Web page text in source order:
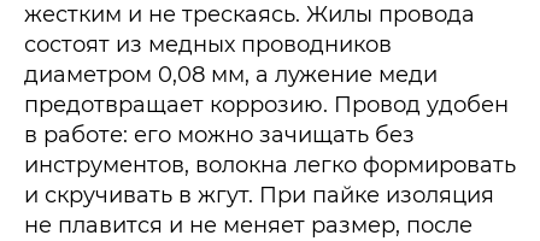
жестким и не трескаясь. Жилы провода
состоят из медных проводников
диаметром 0,08 мм, а лужение меди
предотвращает коррозию. Провод удобен
в работе: его можно зачищать без
инструментов, волокна легко формировать
и скручивать в жгут. При пайке изоляция
не плавится и не меняет размер, после